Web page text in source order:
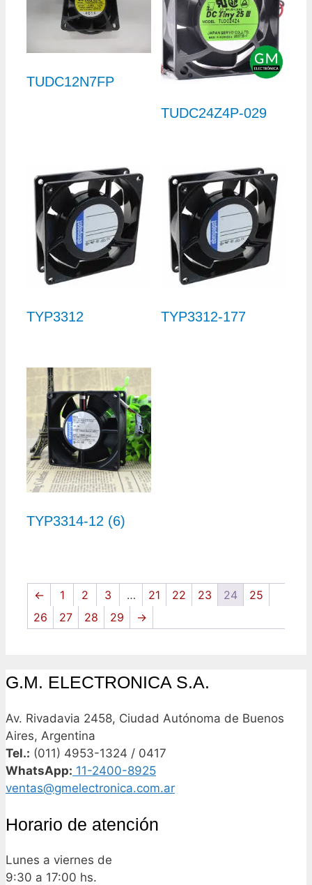
TUDC12N7FP
TUDC24Z4P-029
TYP3312 TYP3312-177
TYP3314-12 (6)
← 1 2 3 … 21 22 23 24
25
26
27 28 29 →
G.M. ELECTRONICA S.A.
Av. Rivadavia 2458, Ciudad Autónoma de Buenos
Aires, Argentina
Tel.: (011) 4953-1324 / 0417
WhatsApp: 11-2400-8925
ventas@gmelectronica.com.ar
Horario de atención
Lunes a viernes de
9:30 a 17:00 hs.